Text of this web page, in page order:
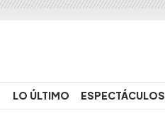
LO ÚLTIMO ESPECTÁCULOS